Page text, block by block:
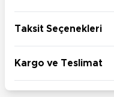
Taksit Seçenekleri
Kargo ve Teslimat